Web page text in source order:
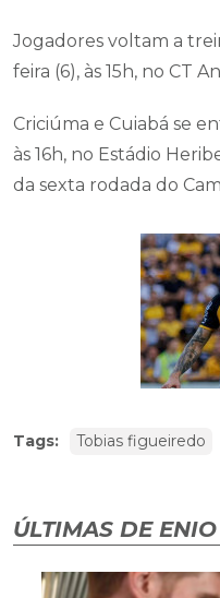
Jogadores voltam a
feira (6), às 15h, no CT
Criciúma e Cuiabá se
às 16h, no Estádio
da sexta rodada do
Tags: Tobias figueiredo
ÚLTIMAS DE